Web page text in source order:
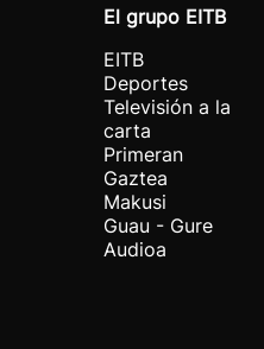
El grupo EITB
EITB
Deportes
Televisión a la
carta
Primeran
Gaztea
Makusi
Guau - Gure
Audioa